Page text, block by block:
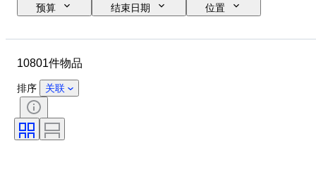
预算
结束日期
位置
性别
时期
装订
颜色
时代
10801件物品
排序 关联